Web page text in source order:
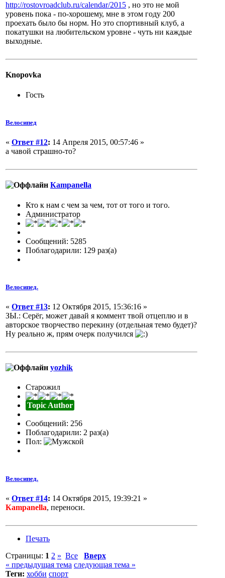
http://rostovroadclub.ru/calendar/2015 , но это не мой
уровень пока - по-хорошему, мне в этом году 200
проехать было бы норм. Но это спортивный клуб, а
покатушки на любительском уровне - чуть ни каждые
выходные.
Knopovka
Гость
Велосипед
« Ответ #12: 14 Апреля 2015, 00:57:46 »
а чавой страшно-то?
Кampanella
Кто к нам с чем за чем, тот от того и того.
Администратор
Сообщений: 5285
Поблагодарили: 129 раз(а)
Велосипед.
« Ответ #13: 12 Октября 2015, 15:36:16 »
ЗЫ.: Серёг, может давай я коммент твой отцеплю и в
авторское творчество перекину (отдельная темо будет)?
Ну реально ж, прям очерк получился
yozhik
Старожил
Topic Author
Сообщений: 256
Поблагодарили: 2 раз(а)
Пол:
Велосипед.
« Ответ #14: 14 Октября 2015, 19:39:21 »
Кampanella, переноси.
Печать
Страницы: 1 2 » Все
Вверх
« предыдущая тема следующая тема »
Теги: хобби спорт